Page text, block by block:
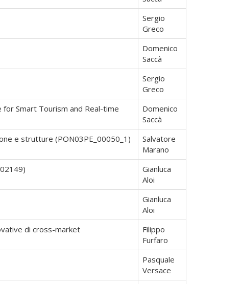
Sergio
Greco
Domenico
Saccà
Sergio
Greco
for Smart Tourism and Real-time
Domenico
Saccà
e strutture (PON03PE_00050_1)
Salvatore
Marano
Gianluca
Aloi
Gianluca
Aloi
di cross-market
Filippo
Furfaro
Pasquale
Versace